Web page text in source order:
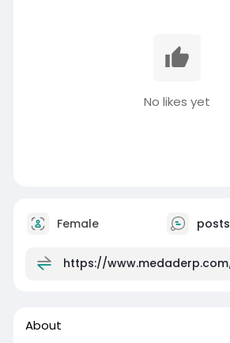
No likes yet
Female posts
About